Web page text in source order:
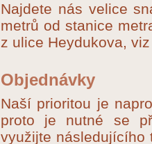
Najdete nás velice
metrů od stanice
z ulice Heydukova,
Objednávky
Naší prioritou je
proto je nutné se
využijte